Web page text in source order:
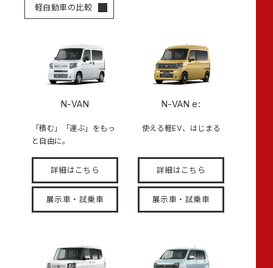
軽自動車の比較
N-VAN
「積む」「運ぶ」をもっ
と自由に。
詳細はこちら
展示車・試乗車
N-VAN e:
使える軽EV、はじまる
詳細はこちら
展示車・試乗車